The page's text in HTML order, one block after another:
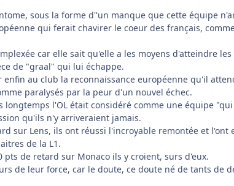
sous la forme d''un manque que cette équipe
qui ferait chavirer le coeur des français,
car elle sait qu'elle a les moyens d'atteindre
de "graal" qui lui échappe.
au club la reconnaissance européenne qu'il
paralysés par la peur d'un nouvel échec.
l'OL était considéré comme une équipe
qu'ils n'y arriveraient jamais.
sur Lens, ils ont réussi l'incroyable remontée et l'ont
de la L1.
de retard sur Monaco ils y croient, surs d'eux.
de leur force, car le doute, ce doute né de tants de